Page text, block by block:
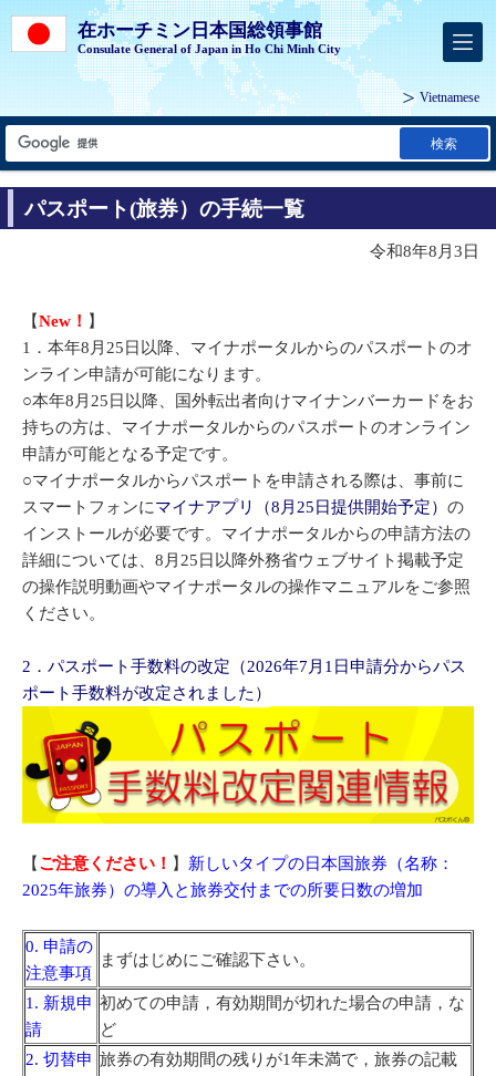
在ホーチミン日本国総領事館
Consulate General of Japan in Ho Chi Minh City
Vietnamese
検索
パスポート(旅券）の手続一覧
令和8年8月3日
【New！ 】
1．本年8月25日以降、マイナポータルからのパスポートのオ
ンライン申請が可能になります。
○本年8月25日以降、国外転出者向けマイナンバーカードをお
持ちの方は、マイナポータルからのパスポートのオンライン
申請が可能となる予定です。
○マイナポータルからパスポートを申請される際は、事前に
スマートフォンにマイナアプリ（8月25日提供開始予定） の
インストールが必要です。マイナポータルからの申請方法の
詳細については、8月25日以降外務省ウェブサイト掲載予定
の操作説明動画やマイナポータルの操作マニュアルをご参照
ください。
2．パスポート手数料の改定（2026年7月1日申請分からパス
ポート手数料が改定されました）
【 ご注意ください！ 】 新しいタイプの日本国旅券（名称：
2025年旅券）の導入と旅券交付までの所要日数の増加
0. 申請の
注意事項
まずはじめにご確認下さい。
1. 新規申
請
初めての申請，有効期間が切れた場合の申請，な
ど
2. 切替申 旅券の有効期間の残りが1年未満で，旅券の記載